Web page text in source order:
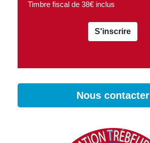
Timbre fiscal de 38€ inclus
S'inscrire
Nous contacter